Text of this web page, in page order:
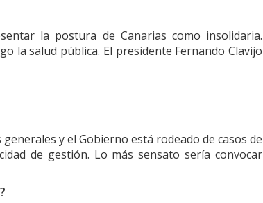
la postura de Canarias como insolidaria.
la salud pública. El presidente Fernando Clavijo
y el Gobierno está rodeado de casos de
de gestión. Lo más sensato sería convocar